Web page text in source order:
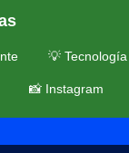
💡 Tecnología
📸 Instagram